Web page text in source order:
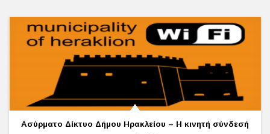
Ασύρματο Δίκτυο Δήμου Ηρακλείου – Η κινητή σύνδεσή